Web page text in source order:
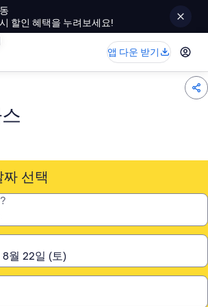
할인 혜택을 누려보세요!
앱 다운 받기
선택